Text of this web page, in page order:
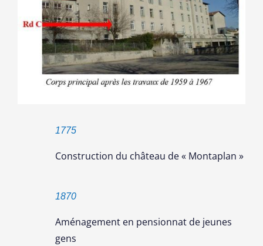
1775
Construction du château de « Montaplan »
1870
Aménagement en pensionnat de jeunes
gens